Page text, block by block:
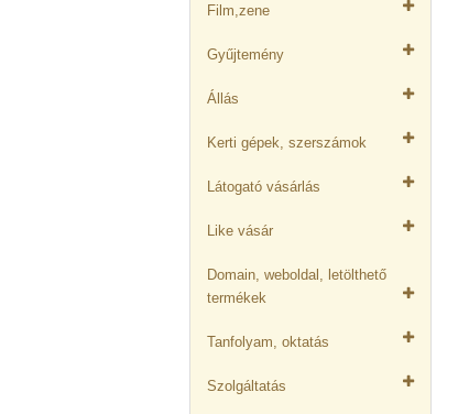
Film,zene
Gyűjtemény
Állás
Kerti gépek, szerszámok
Látogató vásárlás
Like vásár
Domain, weboldal, letölthető
termékek
Tanfolyam, oktatás
Szolgáltatás